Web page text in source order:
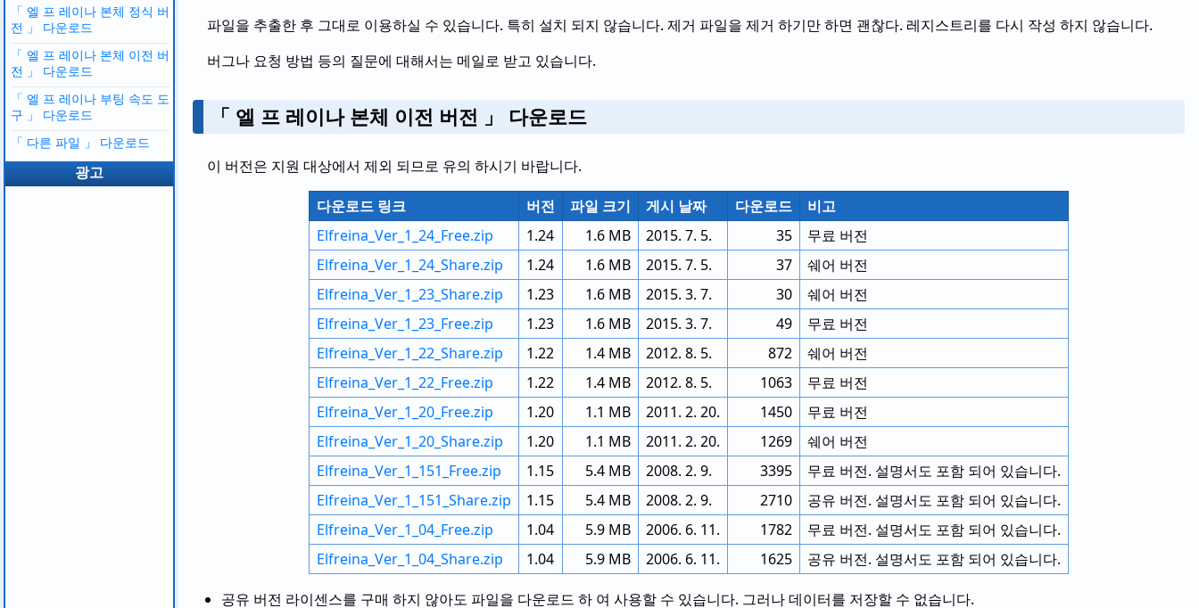
파일을 추출한 후 그대로 이용하실 수 있습니다. 특히 설치 되지 않습니다. 제거 파일을 제거 하기만 하면 괜찮다. 레지스트리를 다시 작성 하지 않습니다.
버그나 요청 방법 등의 질문에 대해서는 메일로 받고 있습니다.
「 엘 프 레이나 본체 이전 버전 」 다운로드
이 버전은 지원 대상에서 제외 되므로 유의 하시기 바랍니다.
다운로드 링크 버전 파일 크기 게시 날짜 다운로드
비고
Elfreina_Ver_1_24_Free.zip
1.24 1.6 MB 2015. 7. 5. 35
무료 버전
Elfreina_Ver_1_24_Share.zip
1.24 1.6 MB 2015. 7. 5. 37
쉐어 버전
Elfreina_Ver_1_23_Share.zip
1.23 1.6 MB 2015. 3. 7. 30
쉐어 버전
Elfreina_Ver_1_23_Free.zip
1.23 1.6 MB 2015. 3. 7. 49
무료 버전
Elfreina_Ver_1_22_Share.zip
1.22 1.4 MB 2012. 8. 5. 872
쉐어 버전
Elfreina_Ver_1_22_Free.zip
1.22 1.4 MB 2012. 8. 5. 1063
무료 버전
Elfreina_Ver_1_20_Free.zip
1.20 1.1 MB 2011. 2. 20. 1450
무료 버전
Elfreina_Ver_1_20_Share.zip
1.20 1.1 MB 2011. 2. 20. 1269
쉐어 버전
Elfreina_Ver_1_151_Free.zip
1.15 5.4 MB 2008. 2. 9. 3395
무료 버전. 설명서도 포함 되어 있습니다.
Elfreina_Ver_1_151_Share.zip
1.15 5.4 MB 2008. 2. 9. 2710
공유 버전. 설명서도 포함 되어 있습니다.
Elfreina_Ver_1_04_Free.zip
1.04 5.9 MB 2006. 6. 11. 1782
무료 버전. 설명서도 포함 되어 있습니다.
Elfreina_Ver_1_04_Share.zip
1.04 5.9 MB 2006. 6. 11. 1625 공유 버전. 설명서도 포함 되어 있습니다.
공유 버전 라이센스를 구매 하지 않아도 파일을 다운로드 하 여 사용할 수 있습니다. 그러나 데이터를 저장할 수 없습니다.
「 엘 프 레이나 본체 정식 버
전 」 다운로드
「 엘 프 레이나 본체 이전 버
전 」 다운로드
「 엘 프 레이나 부팅 속도 도
구 」 다운로드
「 다른 파일 」 다운로드
광고